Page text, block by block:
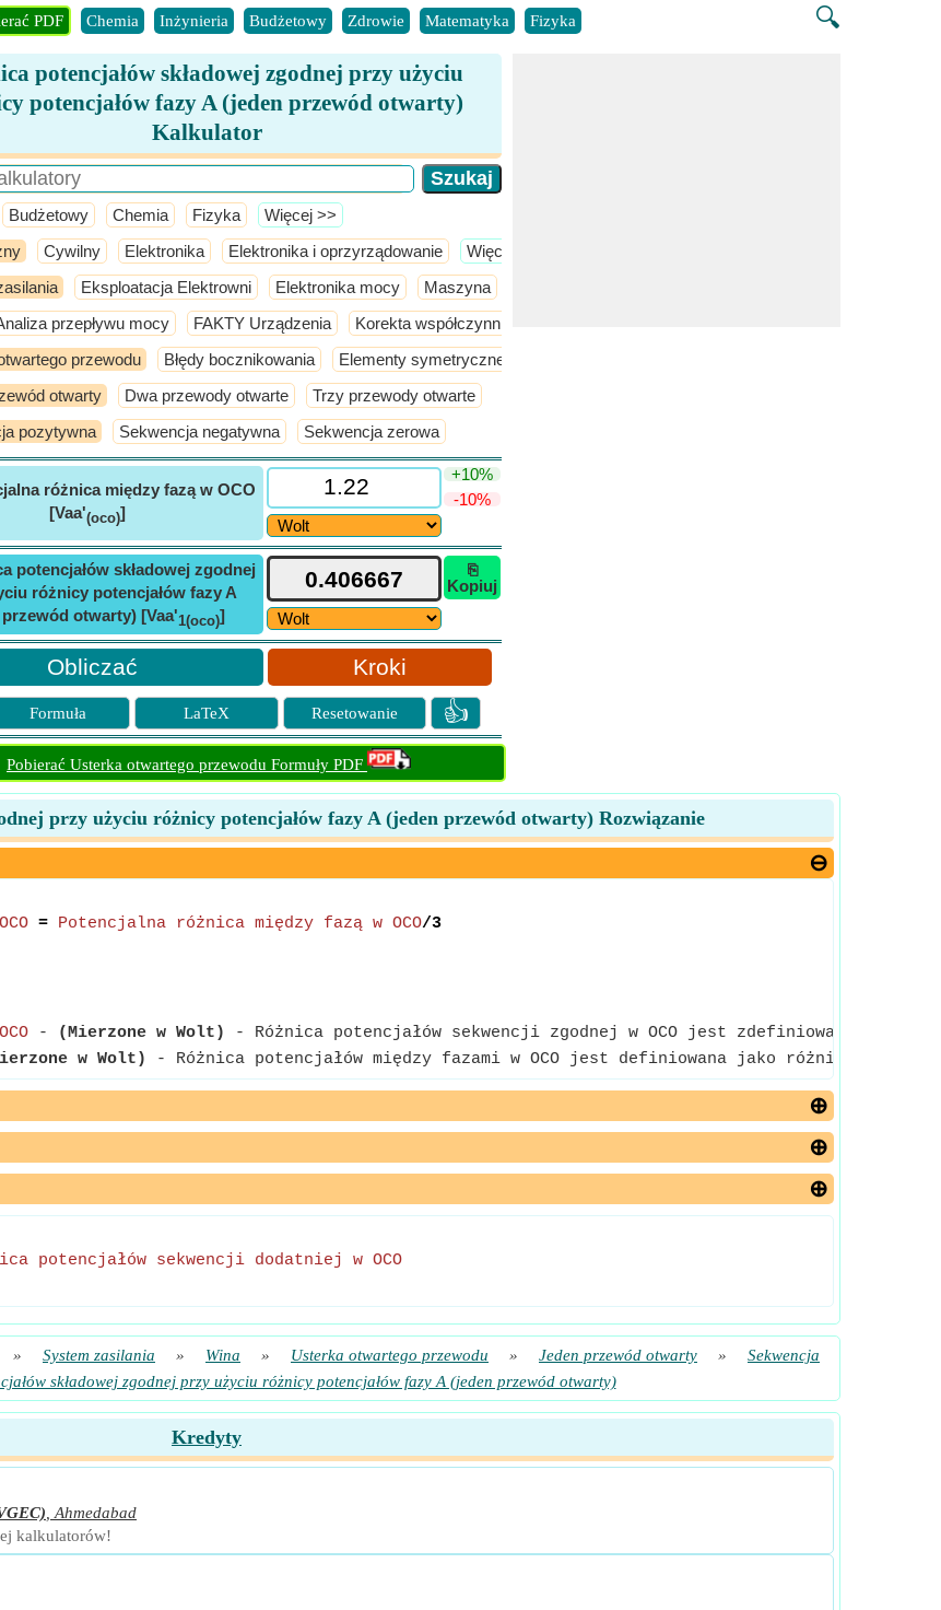
🔍
PDF Chemia Inżynieria Budżetowy Zdrowie Matematyka Fizyka
potencjałów składowej zgodnej przy użyciu
potencjałów fazy A (jeden przewód otwarty)
Kalkulator
Budżetowy Chemia Fizyka ​Więcej >>
Cywilny Elektronika Elektronika i oprzyrządowanie ​Więcej >>
Eksploatacja Elektrowni Elektronika mocy Maszyna
przepływu mocy FAKTY Urządzenia Korekta współczynnika mocy
przewodu Błędy bocznikowania Elementy symetryczne
otwarty Dwa przewody otwarte Trzy przewody otwarte
pozytywna Sekwencja negatywna Sekwencja zerowa
różnica między fazą w OCO
[Vaa'(oco)]
+10%
-10%
potencjałów składowej zgodnej
różnicy potencjałów fazy A
otwarty) [Vaa'1(oco)]
⎘
Kopiuj
Kroki
Formuła LaTeX Resetowanie 👍
Pobierać Usterka otwartego przewodu Formuły PDF
przy użyciu różnicy potencjałów fazy A (jeden przewód otwarty) Rozwiązanie
= Potencjalna różnica między fazą w OCO/3
- (Mierzone w Wolt)
- Różnica potencjałów sekwencji zgodnej w OCO jest zdefiniowana jako
w Wolt) - Różnica potencjałów między fazami w OCO jest definiowana jako różnica w
potencjałów sekwencji dodatniej w OCO
» System zasilania » Wina » Usterka otwartego przewodu » Jeden przewód otwarty »
Sekwencja
składowej zgodnej przy użyciu różnicy potencjałów fazy A (jeden przewód otwarty)
Kredyty
Ahmedabad
kalkulatorów!